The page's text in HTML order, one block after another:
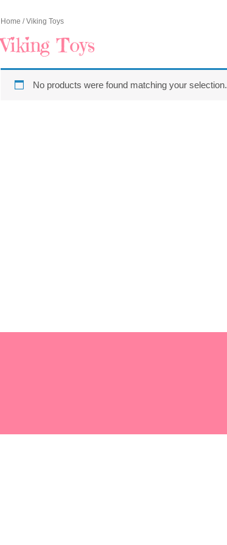
Home / Viking Toys
Viking Toys
No products were found matching your selection.